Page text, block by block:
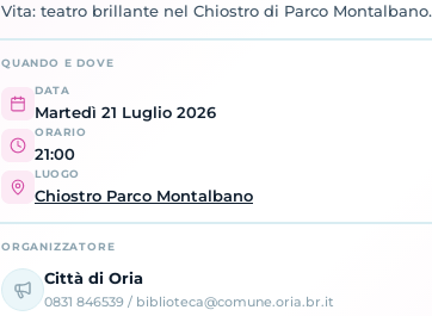
Vita: teatro brillante nel Chiostro di Parco Montalbano.
QUANDO E DOVE
DATA
Martedì 21 Luglio 2026
ORARIO
21:00
LUOGO
Chiostro Parco Montalbano
ORGANIZZATORE
Città di Oria
0831 846539 / biblioteca@comune.oria.br.it